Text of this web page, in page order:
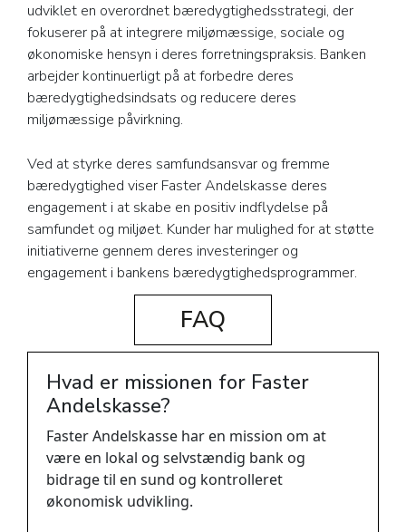
udviklet en overordnet bæredygtighedsstrategi, der
fokuserer på at integrere miljømæssige, sociale og
økonomiske hensyn i deres forretningspraksis. Banken
arbejder kontinuerligt på at forbedre deres
bæredygtighedsindsats og reducere deres
miljømæssige påvirkning.
Ved at styrke deres samfundsansvar og fremme
bæredygtighed viser Faster Andelskasse deres
engagement i at skabe en positiv indflydelse på
samfundet og miljøet. Kunder har mulighed for at støtte
initiativerne gennem deres investeringer og
engagement i bankens bæredygtighedsprogrammer.
FAQ
Hvad er missionen for Faster
Andelskasse?
Faster Andelskasse har en mission om at
være en lokal og selvstændig bank og
bidrage til en sund og kontrolleret
økonomisk udvikling.